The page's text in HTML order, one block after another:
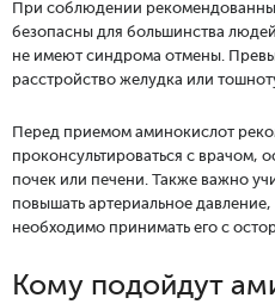
При соблюдении
безопасны для большинства
не имеют синдрома отмены.
расстройство желудка или
Перед приемом аминокислот
проконсультироваться с врачом,
почек или печени. Также важно
повышать артериальное
необходимо принимать его с
Кому подойдут